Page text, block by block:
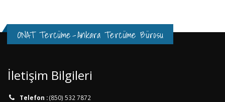
ONAT Tercüme-Ankara Tercüme Bürosu
İletişim Bilgileri
Telefon :(850) 532 7872